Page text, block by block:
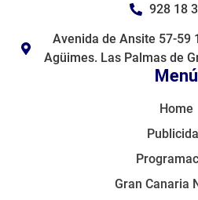
Menú
Home
Gran Canaria
928 18
Avenida de Ansite 57-59
Agüimes. Las Palmas de